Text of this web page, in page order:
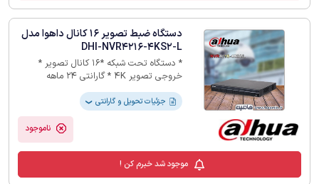
دستگاه ضبط تصویر 16 کانال داهوا مدل
DHI-NVR4216-4KS2-L
* دستگاه تحت شبکه *16 کانال تصویر *
خروجی تصویر 4K * گارانتی 24 ماهه
جزئیات تحویل و گارانتی ❯
ناموجود
موجود شد خبرم کن !